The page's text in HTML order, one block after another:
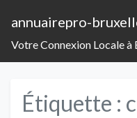
annuairepro-
Votre Connexion Locale à
Étiquette :